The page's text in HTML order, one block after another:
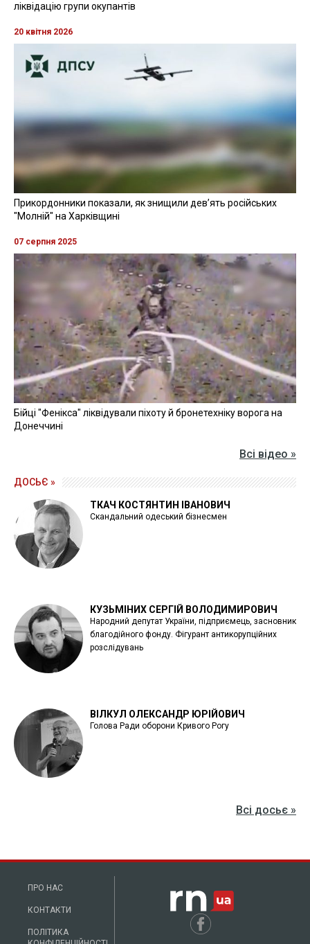
ліквідацію групи окупантів
20 квітня 2026
Прикордонники показали, як знищили девʼять російських
"Молній" на Харківщині
07 серпня 2025
Бійці "Фенікса" ліквідували піхоту й бронетехніку ворога на
Донеччині
Всі відео »
ДОСЬЄ »
ТКАЧ КОСТЯНТИН ІВАНОВИЧ
Скандальний одеський бізнесмен
КУЗЬМІНИХ СЕРГІЙ ВОЛОДИМИРОВИЧ
Народний депутат України, підприємець, засновник
благодійного фонду. Фігурант антикорупційних
розслідувань
ВІЛКУЛ ОЛЕКСАНДР ЮРІЙОВИЧ
Голова Ради оборони Кривого Рогу
Всі досьє »
ПРО НАС
КОНТАКТИ
ПОЛІТИКА